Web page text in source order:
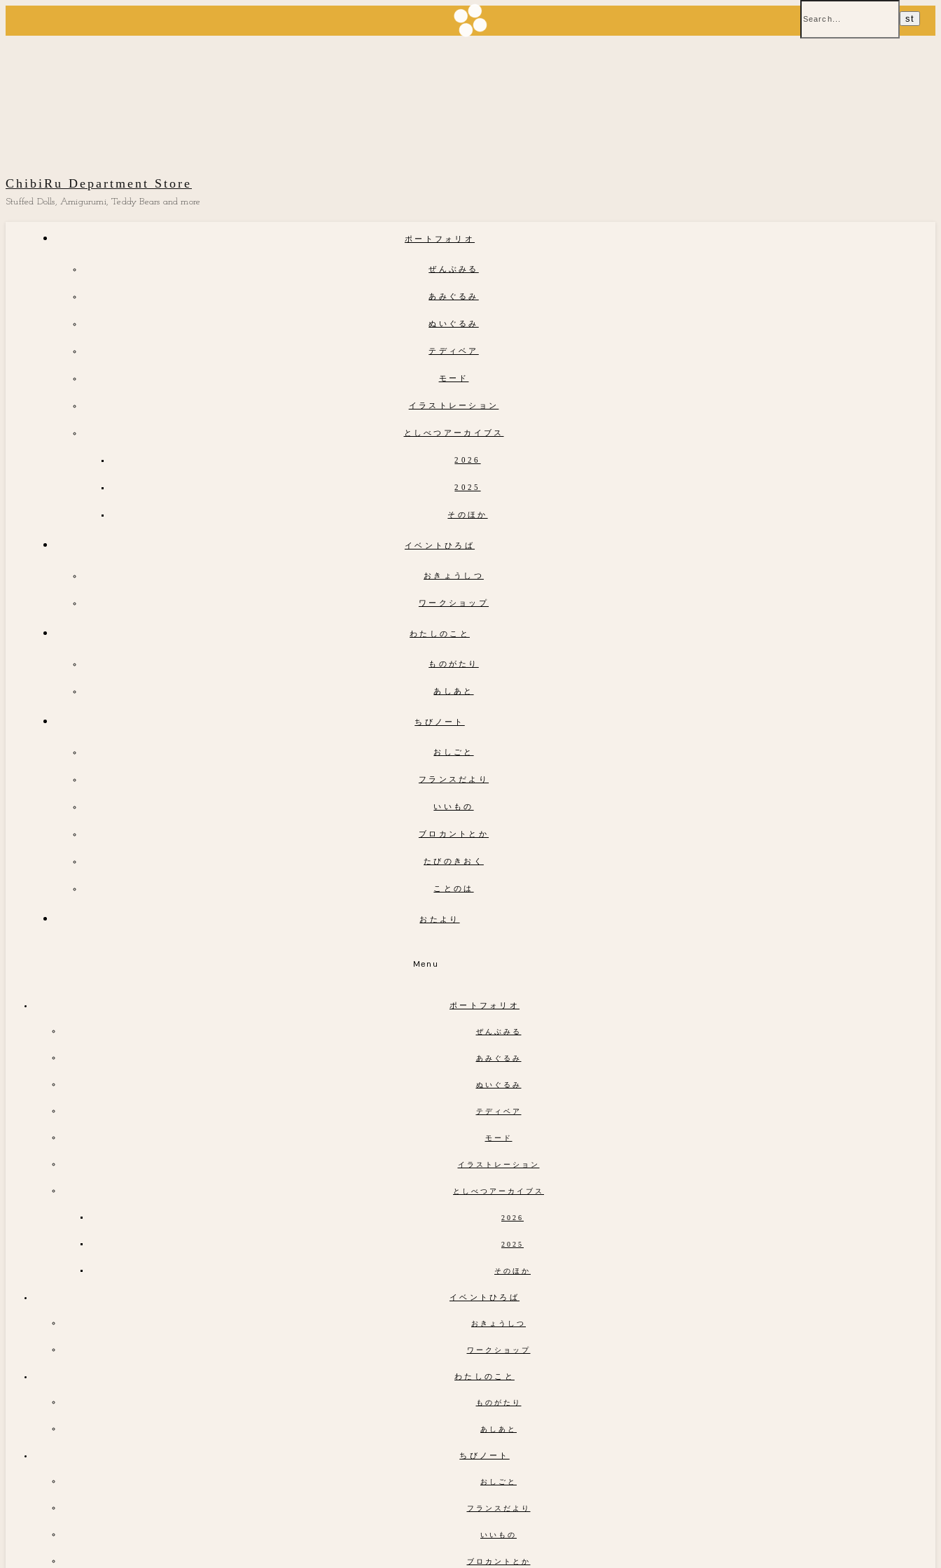
ChibiRu Department Store
Stuffed Dolls, Amigurumi, Teddy Bears and more
ポートフォリオ
ぜんぶみる
あみぐるみ
ぬいぐるみ
テディベア
モード
イラストレーション
としべつアーカイブス
2026
2025
そのほか
イベントひろば
おきょうしつ
ワークショップ
わたしのこと
ものがたり
あしあと
ちびノート
おしごと
フランスだより
いいもの
ブロカントとか
たびのきおく
ことのは
おたより
Menu
ポートフォリオ
ぜんぶみる
あみぐるみ
ぬいぐるみ
テディベア
モード
イラストレーション
としべつアーカイブス
2026
2025
そのほか
イベントひろば
おきょうしつ
ワークショップ
わたしのこと
ものがたり
あしあと
ちびノート
おしごと
フランスだより
いいもの
ブロカントとか